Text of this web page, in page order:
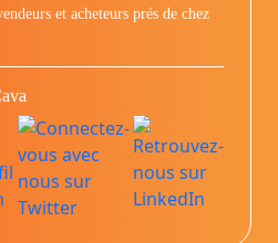
et acheteurs prés de chez